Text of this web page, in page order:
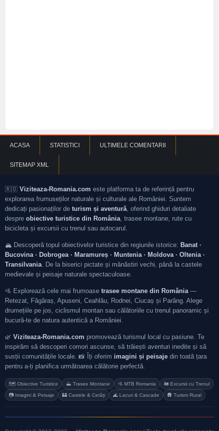
ACASA STATISTICI ULTIMELE COMENTARII
SITEMAP XML
🇷🇴 Viziteaza-Romania.com este platforma ta de referință pentru
explorarea frumuseților naturale și culturale ale României. Suntem
dedicați pasionaților de turism și aventură, oferind ghiduri detaliate
despre obiective turistice din România, trasee montane, rute cu
bicicleta și excursii cu trenul sau autocarul.
🏔️ Descoperă topul obiectivelor turistice din regiunile istorice: Banat ·
Bucovina · Dobrogea · Maramureș · Muntenia · Moldova · Oltenia ·
Transilvania. De la biserici pictate și mănăstiri vechi, până la castele
medievale și peisaje naturale spectaculoase.
🚵 Explorează cele mai frumoase trasee montane din România—
Retezat, Făgăraș, Apuseni, Ceahlău, Rodnei, Ciucaș și Parâng. Alege
drumețiile pe jos, ciclismul montan sau călătoriile cu trenul panoramic și
bucură-te de natura autentică a României.
🌿 Viziteaza-Romania.com promovează turismul local cu pasiune. Te
inspirăm să descoperi comori ascunse, să trăiești aventuri inedite și să
susții comunitățile locale. 📸 Îți oferim imagini și peisaje din toată țara
pentru a-ți planifica următoarea călătorie perfectă.
🗺️ Obiective Turistice ⛰️ Trasee Montane 🚵 MTB Romania 🚂 Excursii cu Trenul
📷 Imagini & Peisaje 🏰 Castele & Cetăți 🌊 Lacuri & Cascade 🛖 Turism Rural